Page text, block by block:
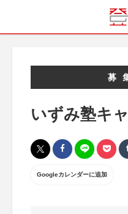
募
いずみ塾キ
Googleカレンダーに追加